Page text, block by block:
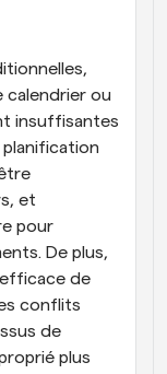
calendrier ou
insuffisantes
et
pour
De plus,
de
conflits
de
plus